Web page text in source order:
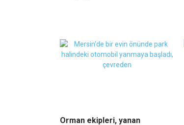
Orman ekipleri, yanan